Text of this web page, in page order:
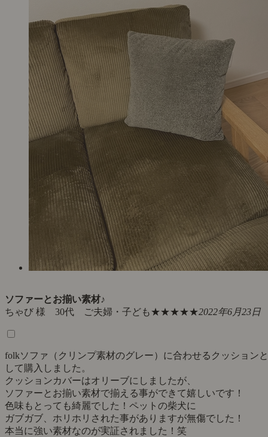
ソファーとお揃い素材♪
ちゃび 様 30代 ご夫婦・子ども★★★★★2022年6月23日
folkソファ（クリンプ素材のグレー）に合わせるクッションと
して購入しました。
クッションカバーはオリーブにしましたが、
ソファーとお揃い素材で揃える事ができて嬉しいです！
色味もとっても綺麗でした！ペットの柴犬に
ガブガブ、ホリホリされた事がありますが無傷でした！
本当に強い素材なのが実証されました！笑